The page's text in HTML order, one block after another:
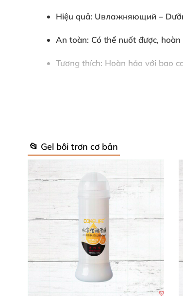
Hiệu quả: Uвлажняющий –
An toàn: Có thể nuốt được,
Tương thích: Hoàn hảo với bao
✨ Lợi Ích Tuyệt Vời Của Gel
Gel Moscow Vlumaya 5L mang lại
không khô nhanh mà giữ ẩm suốt
Sản phẩm tăng độ nhạy cảm, cảm
hảo làm gel bôi trơn âm đạo hoặc
Cách sử dụng siêu đơn giản📋
Thoa lượng vừa đủ lên vùng kín,
📂 Gel bôi trơn cơ bản